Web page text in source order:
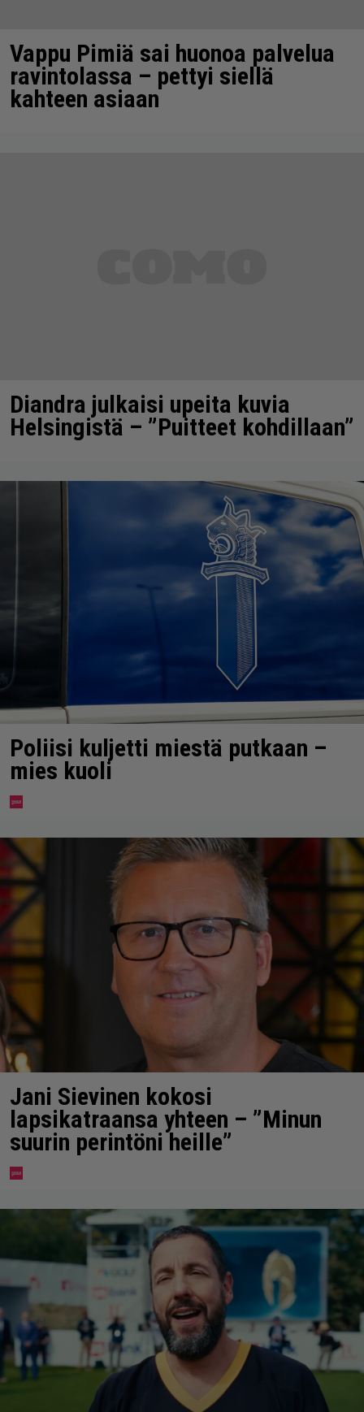
Vappu Pimiä sai huonoa palvelua
ravintolassa – pettyi siellä
kahteen asiaan
Diandra julkaisi upeita kuvia
Helsingistä – ”Puitteet kohdillaan”
Poliisi kuljetti miestä putkaan –
mies kuoli
Jani Sievinen kokosi
lapsikatraansa yhteen – ”Minun
suurin perintöni heille”